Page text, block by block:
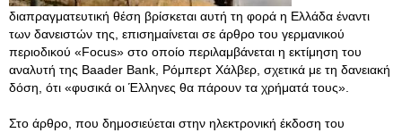
διαπραγματευτική θέση βρίσκεται αυτή τη φορά η Ελλάδα έναντι
των δανειστών της, επισημαίνεται σε άρθρο του γερμανικού
περιοδικού «Focus» στο οποίο περιλαμβάνεται η εκτίμηση του
αναλυτή της Baader Bank, Ρόμπερτ Χάλβερ, σχετικά με τη δανειακή
δόση, ότι «φυσικά οι Έλληνες θα πάρουν τα χρήματά τους».
Στο άρθρο, που δημοσιεύεται στην ηλεκτρονική έκδοση του